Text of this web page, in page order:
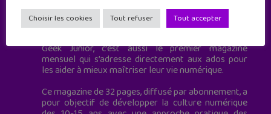
Geek Junior est le premier site de culture numérique
à destination des adolescents.
Geek Junior, c’est aussi le premier magazine
mensuel qui s’adresse directement aux ados pour
les aider à mieux maîtriser leur vie numérique.
Ce magazine de 32 pages, diffusé par abonnement, a
pour objectif de développer la culture numérique
Choisir les cookies Tout refuser Tout accepter